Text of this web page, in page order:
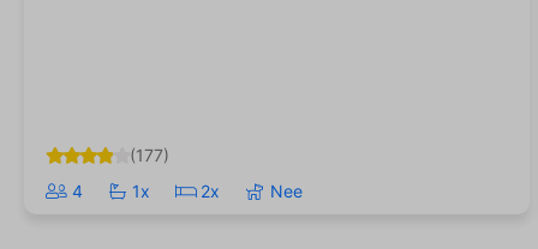
(177)
4
1x 2x Nee